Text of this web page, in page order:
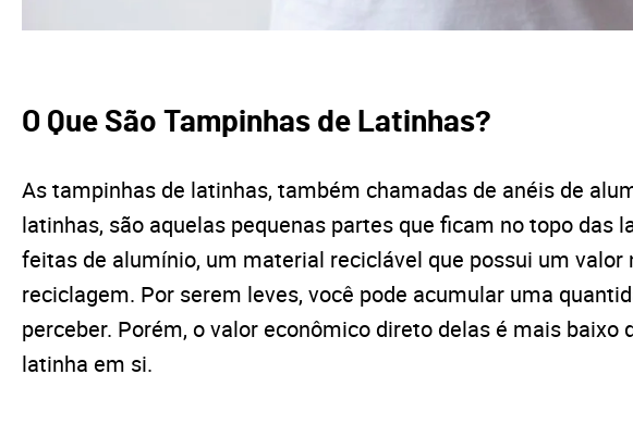
O Que São Tampinhas de Latinhas?
As tampinhas de latinhas, também chamadas de anéis de
latinhas, são aquelas pequenas partes que ficam no topo das
feitas de alumínio, um material reciclável que possui um valor
reciclagem. Por serem leves, você pode acumular uma
perceber. Porém, o valor econômico direto delas é mais baixo
latinha em si.